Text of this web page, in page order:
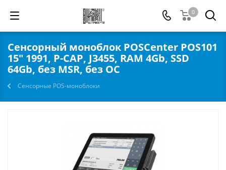
0
Сенсорный моноблок POSCenter POS101
15" 1991, P-CAP, J3455, RAM 4Gb, SSD
64Gb, без MSR, без ОС
Сенсорные POS-моноблоки